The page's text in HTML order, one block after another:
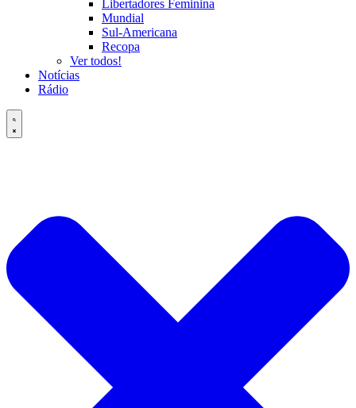
Libertadores Feminina
Mundial
Sul-Americana
Recopa
Ver todos!
Notícias
Rádio